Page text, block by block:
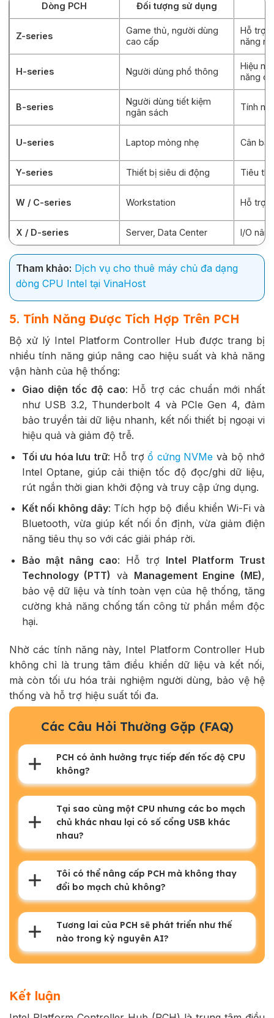
Dòng PCH Đối tượng sử dụng
Z-series
Game thủ, người dùng
cao cấp
Hỗ trợ
năng
H-series Người dùng phổ thông
Hiệu
năng
B-series
Người dùng tiết kiệm
ngân sách
Tính
U-series Laptop mỏng nhẹ Cân
Y-series Thiết bị siêu di động Tiêu
W / C-series Workstation Hỗ trợ
X / D-series Server, Data Center I/O
Tham khảo: Dịch vụ cho thuê máy chủ đa dạng
dòng CPU Intel tại VinaHost
5. Tính Năng Được Tích Hợp Trên PCH
Bộ xử lý Intel Platform Controller Hub được trang bị
nhiều tính năng giúp nâng cao hiệu suất và khả năng
vận hành của hệ thống:
Giao diện tốc độ cao: Hỗ trợ các chuẩn mới nhất
như USB 3.2, Thunderbolt 4 và PCIe Gen 4, đảm
bảo truyền tải dữ liệu nhanh, kết nối thiết bị ngoại vi
hiệu quả và giảm độ trễ.
Tối ưu hóa lưu trữ: Hỗ trợổ cứng NVMe và bộ nhớ
Intel Optane, giúp cải thiện tốc độ đọc/ghi dữ liệu,
rút ngắn thời gian khởi động và truy cập ứng dụng.
Kết nối không dây: Tích hợp bộ điều khiển Wi-Fi và
Bluetooth, vừa giúp kết nối ổn định, vừa giảm điện
năng tiêu thụ so với các giải pháp rời.
Bảo mật nâng cao: Hỗ trợ Intel Platform Trust
Technology (PTT) và Management Engine (ME),
bảo vệ dữ liệu và tính toàn vẹn của hệ thống, tăng
cường khả năng chống tấn công từ phần mềm độc
hại.
Nhờ các tính năng này, Intel Platform Controller Hub
không chỉ là trung tâm điều khiển dữ liệu và kết nối,
mà còn tối ưu hóa trải nghiệm người dùng, bảo vệ hệ
thống và hỗ trợ hiệu suất tối đa.
Các Câu Hỏi Thường Gặp (FAQ)
PCH có ảnh hưởng trực tiếp đến tốc độ CPU
không?
Tại sao cùng một CPU nhưng các bo mạch
chủ khác nhau lại có số cổng USB khác
nhau?
Tôi có thể nâng cấp PCH mà không thay
đổi bo mạch chủ không?
Tương lai của PCH sẽ phát triển như thế
nào trong kỷ nguyên AI?
Kết luận